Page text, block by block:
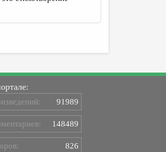
91989
148489
826